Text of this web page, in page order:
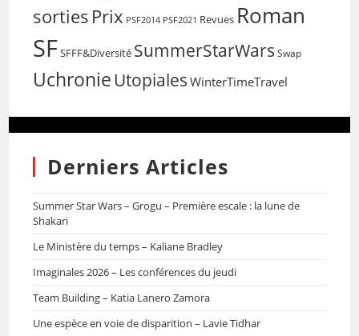
sorties Prix PSF2014 PSF2021 Revues Roman
SFSFFF&Diversité SummerStarWars Swap
Uchronie Utopiales WinterTimeTravel
Derniers Articles
Summer Star Wars – Grogu – Première escale : la lune de
Shakari
Le Ministère du temps – Kaliane Bradley
Imaginales 2026 – Les conférences du jeudi
Team Building – Katia Lanero Zamora
Une espèce en voie de disparition – Lavie Tidhar